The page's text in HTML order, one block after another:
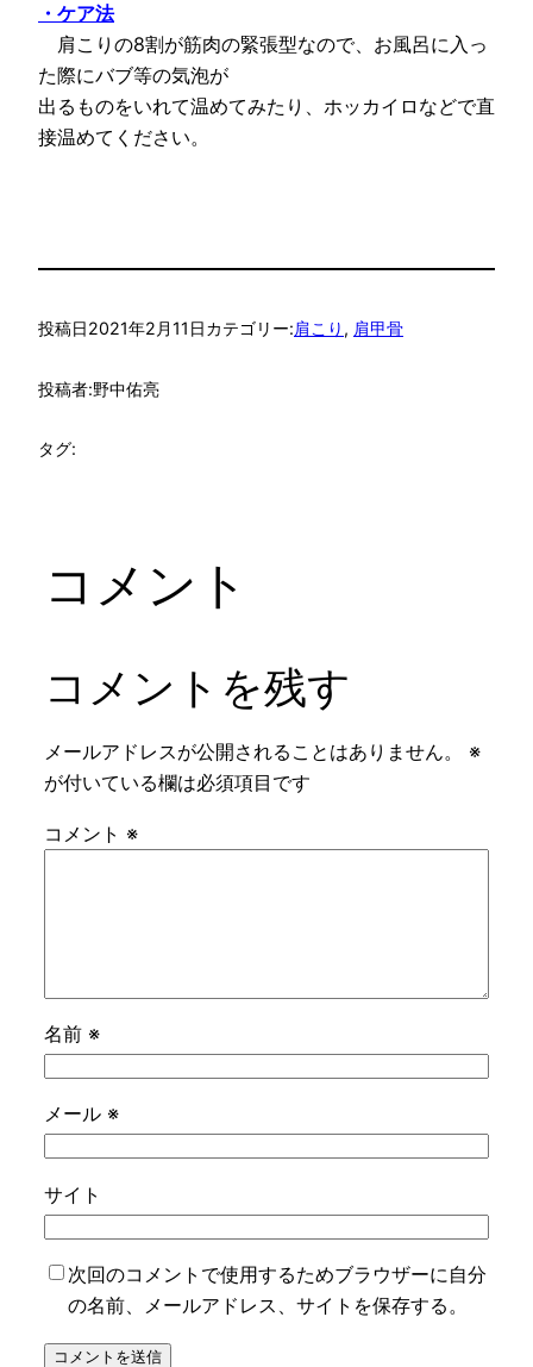
・ケア法
肩こりの8割が筋肉の緊張型なので、お風呂に入っ
た際にバブ等の気泡が
出るものをいれて温めてみたり、ホッカイロなどで直
接温めてください。
投稿日2021年2月11日カテゴリー:肩こり , 肩甲骨
投稿者:野中佑亮
タグ:
コメント
コメントを残す
メールアドレスが公開されることはありません。
※
が付いている欄は必須項目です
コメント ※
名前 ※
メール ※
サイト
次回のコメントで使用するためブラウザーに自分
の名前、メールアドレス、サイトを保存する。